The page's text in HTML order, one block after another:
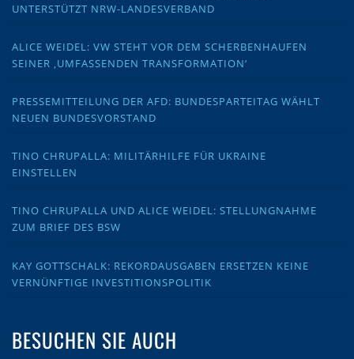
UNTERSTÜTZT NRW-LANDESVERBAND
ALICE WEIDEL: VW STEHT VOR DEM SCHERBENHAUFEN
SEINER ‚UMFASSENDEN TRANSFORMATION‘
PRESSEMITTEILUNG DER AFD: BUNDESPARTEITAG WÄHLT
NEUEN BUNDESVORSTAND
TINO CHRUPALLA: MILITÄRHILFE FÜR UKRAINE
EINSTELLEN
TINO CHRUPALLA UND ALICE WEIDEL: STELLUNGNAHME
ZUM BRIEF DES BSW
KAY GOTTSCHALK: REKORDAUSGABEN ERSETZEN KEINE
VERNÜNFTIGE INVESTITIONSPOLITIK
BESUCHEN SIE AUCH